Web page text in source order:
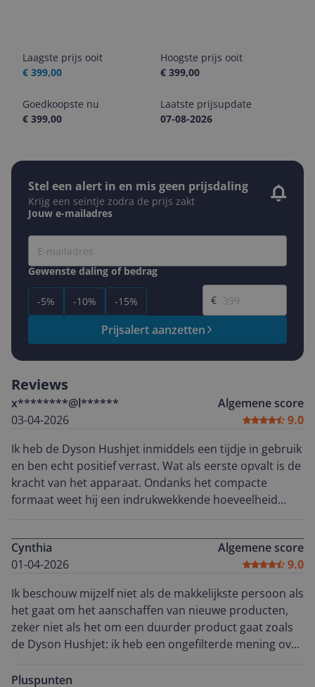
Laagste prijs ooit
€ 399,00
Hoogste prijs ooit
€ 399,00
Goedkoopste nu
€ 399,00
Laatste prijsupdate
07-08-2026
Stel een alert in en mis geen prijsdaling
Krijg een seintje zodra de prijs zakt
Jouw e-mailadres
Gewenste daling of bedrag
-5% -10% -15%
Gewenste prijs
€
Prijsalert aanzetten
Reviews
x********@l******
03-04-2026
Algemene score
9.0
Ik heb de Dyson Hushjet inmiddels een tijdje in gebruik
en ben echt positief verrast. Wat als eerste opvalt is de
kracht van het apparaat. Ondanks het compacte
formaat weet hij een indrukwekkende hoeveelheid
neemt weinig ruimte in beslag en past makkelijk in mijn
interieur zonder storend aanwezig te zijn. Ideaal voor
luchtprojectie doet hij precies wat je hoopt: de lucht
wordt gelijkmatig en ver door de ruimte verspreid. Je
merkt echt dat de luchtkwaliteit verbetert, zeker omdat
hij tot wel 70 liter lucht per seconde zuivert. Een van de
Cynthia
01-04-2026
Algemene score
9.0
Ik beschouw mijzelf niet als de makkelijkste persoon als
het gaat om het aanschaffen van nieuwe producten,
zeker niet als het om een duurder product gaat zoals
de Dyson Hushjet: ik heb een ongefilterde mening over
ik ben allergisch voor huisstofmijt en ben een super
Pluspunten